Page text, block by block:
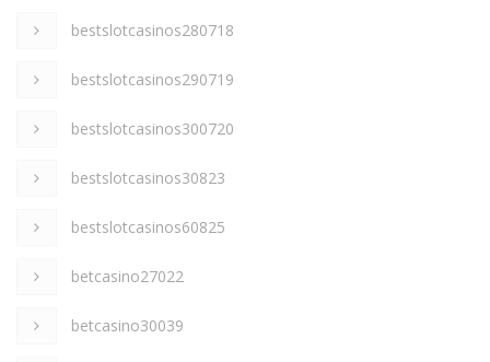
bestslotcasinos280718
bestslotcasinos290719
bestslotcasinos300720
bestslotcasinos30823
bestslotcasinos60825
betcasino27022
betcasino30039